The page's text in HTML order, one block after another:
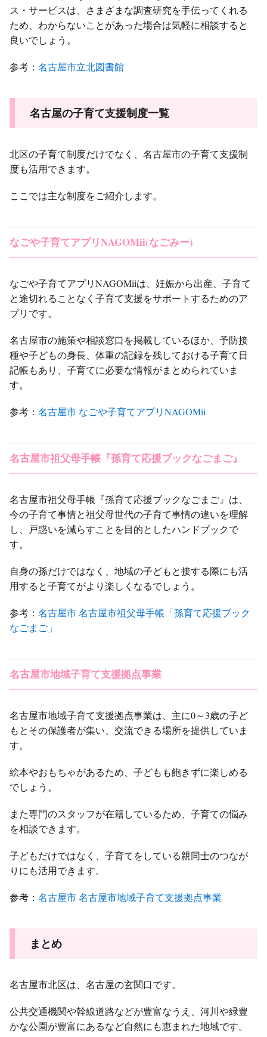
ス・サービスは、さまざまな調査研究を手伝ってくれる
ため、わからないことがあった場合は気軽に相談すると
良いでしょう。
参考：名古屋市立北図書館
名古屋の子育て支援制度一覧
北区の子育て制度だけでなく、名古屋市の子育て支援制
度も活用できます。
ここでは主な制度をご紹介します。
なごや子育てアプリNAGOMii(なごみー)
なごや子育てアプリNAGOMiiは、妊娠から出産、子育て
と途切れることなく子育て支援をサポートするためのア
プリです。
名古屋市の施策や相談窓口を掲載しているほか、予防接
種や子どもの身長、体重の記録を残しておける子育て日
記帳もあり、子育てに必要な情報がまとめられていま
す。
参考：名古屋市 なごや子育てアプリNAGOMii
名古屋市祖父母手帳『孫育て応援ブックなごまご』
名古屋市祖父母手帳『孫育て応援ブックなごまご』は、
今の子育て事情と祖父母世代の子育て事情の違いを理解
し、戸惑いを減らすことを目的としたハンドブックで
す。
自身の孫だけではなく、地域の子どもと接する際にも活
用すると子育てがより楽しくなるでしょう。
参考：名古屋市 名古屋市祖父母手帳「孫育て応援ブック
なごまご」
名古屋市地域子育て支援拠点事業
名古屋市地域子育て支援拠点事業は、主に0～3歳の子ど
もとその保護者が集い、交流できる場所を提供していま
す。
絵本やおもちゃがあるため、子どもも飽きずに楽しめる
でしょう。
また専門のスタッフが在籍しているため、子育ての悩み
を相談できます。
子どもだけではなく、子育てをしている親同士のつなが
りにも活用できます。
参考：名古屋市 名古屋市地域子育て支援拠点事業
まとめ
名古屋市北区は、名古屋の玄関口です。
公共交通機関や幹線道路などが豊富なうえ、河川や緑豊
かな公園が豊富にあるなど自然にも恵まれた地域です。